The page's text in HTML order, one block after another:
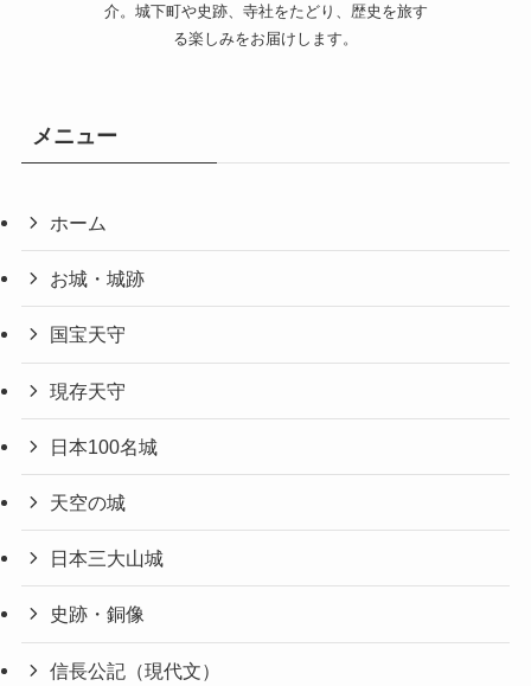
介。城下町や史跡、寺社をたどり、歴史を旅す
る楽しみをお届けします。
メニュー
ホーム
お城・城跡
国宝天守
現存天守
日本100名城
天空の城
日本三大山城
史跡・銅像
信長公記（現代文）